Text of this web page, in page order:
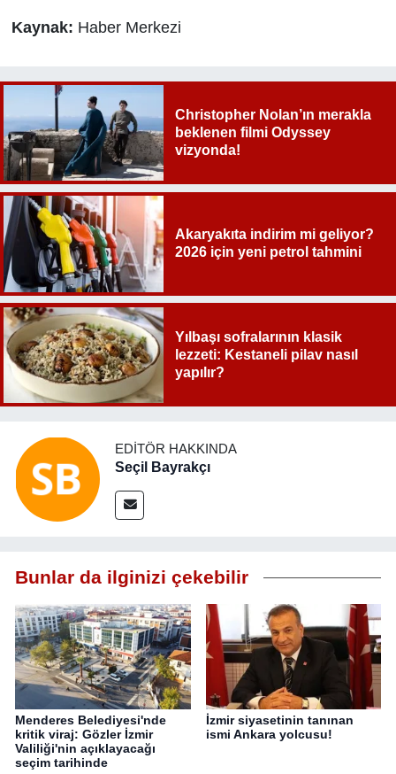
Kaynak: Haber Merkezi
Christopher Nolan’ın merakla
beklenen filmi Odyssey
vizyonda!
Akaryakıta indirim mi geliyor?
2026 için yeni petrol tahmini
Yılbaşı sofralarının klasik
lezzeti: Kestaneli pilav nasıl
yapılır?
EDITÖR HAKKINDA
Seçil Bayrakçı
Bunlar da ilginizi çekebilir
Menderes Belediyesi'nde
kritik viraj: Gözler İzmir
Valiliği'nin açıklayacağı
seçim tarihinde
İzmir siyasetinin tanınan
ismi Ankara yolcusu!